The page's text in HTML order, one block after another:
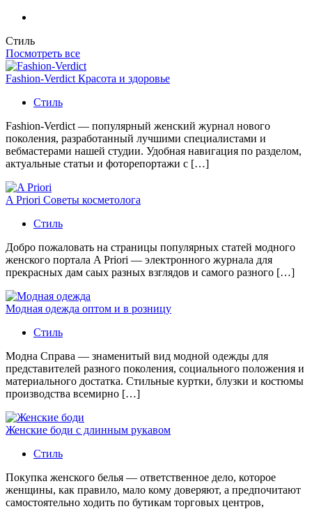
Стиль
Посмотреть все
Fashion-Verdict Красота и здоровье
Стиль
Fashion-Verdict — популярный женский журнал нового
поколения, разработанный лучшими специалистами и
вебмастерами нашей студии. Удобная навигация по разделом,
актуальные статьи и фоторепортажи с […]
A Priori Советы косметолога
Стиль
Добро пожаловать на страницы популярных статей модного
женского портала A Priori — электронного журнала для
прекрасных дам саых разных взглядов и самого разного […]
Модная одежда оптом и в розницу
Стиль
Модна Справа — знаменитый вид модной одежды для
представителей разного поколения, социального положения и
материального достатка. Стильные куртки, блузки и костюмы
производства всемирно […]
Женские боди с длинным рукавом
Стиль
Покупка женского белья — ответственное дело, которое
женщины, как правило, мало кому доверяют, а предпочитают
самостоятельно ходить по бутикам торговых центров,